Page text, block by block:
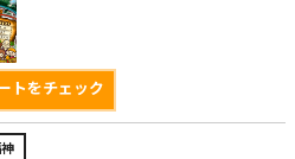
トをチェック